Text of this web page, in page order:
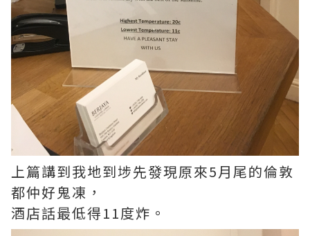
上篇講到我地到埗先發現原來5月尾的倫敦
都仲好鬼凍，
酒店話最低得11度炸。